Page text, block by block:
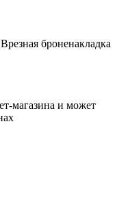
броненакладка
магазина и может